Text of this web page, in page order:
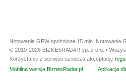
Notowania GPW opóźnione 15 min. Notowania
© 2010-2026 BIZNESRADAR sp. z o.o. •
Korzystanie z serwisu oznacza akceptację
Mobilna wersja BiznesRadar.pl
Aplikacja